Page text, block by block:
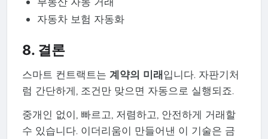
자동차 보험 자동화
8. 결론
스마트 컨트랙트는 계약의 미래입니다. 자판기처
럼 간단하게, 조건만 맞으면 자동으로 실행되죠.
중개인 없이, 빠르고, 저렴하고, 안전하게 거래할
수 있습니다. 이더리움이 만들어낸 이 기술은 금